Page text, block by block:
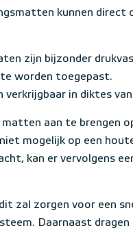
kunnen direct
zijn bijzonder
worden toegepast.
verkrijgbaar in diktes
aan te brengen
mogelijk op een
kan er vervolgens
zal zorgen voor een
Daarnaast dragen